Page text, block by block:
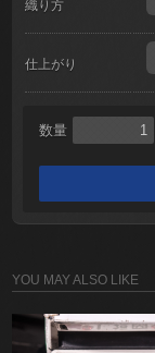
織り方
仕上がり
数量
YOU MAY ALSO LIKE